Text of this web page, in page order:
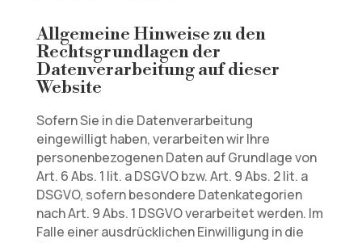
Allgemeine Hinweise zu den
Rechtsgrundlagen der
Datenverarbeitung auf dieser
Website
Sofern Sie in die Datenverarbeitung
eingewilligt haben, verarbeiten wir Ihre
personenbezogenen Daten auf Grundlage von
Art. 6 Abs. 1 lit. a DSGVO bzw. Art. 9 Abs. 2 lit. a
DSGVO, sofern besondere Datenkategorien
nach Art. 9 Abs. 1 DSGVO verarbeitet werden. Im
Falle einer ausdrücklichen Einwilligung in die